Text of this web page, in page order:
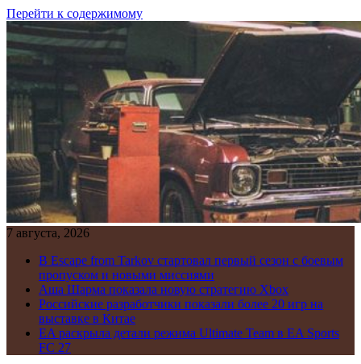
Перейти к содержимому
7 августа, 2026
В Escape from Tarkov стартовал первый сезон с боевым
пропуском и новыми миссиями
Аша Шарма показала новую стратегию Xbox
Российские разработчики показали более 20 игр на
выставке в Китае
EA раскрыла детали режима Ultimate Team в EA Sports
FC 27